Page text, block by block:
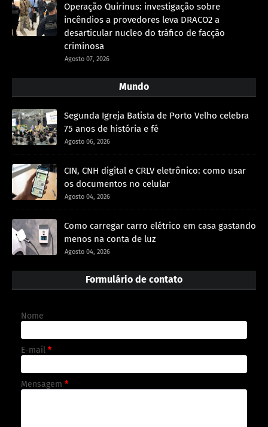
Operação Quirinus: investigação sobre
incêndios a provedores leva DRACO2 a
desarticular nucleo do tráfico de facção
criminosa
Agosto 07, 2026
Mundo
Segunda Igreja Batista de Porto Velho celebra
75 anos de história e fé
Agosto 06, 2026
CIN, CNH digital e CRLV eletrônico: como usar
os documentos no celular
Agosto 04, 2026
Como carregar carro elétrico em casa gastando
menos na conta de luz
Agosto 04, 2026
Formulário de contato
Nome
E-mail *
Mensagem *